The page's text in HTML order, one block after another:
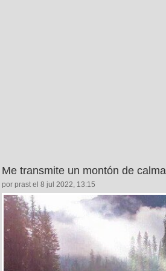
Me transmite un montón de calma
por prast el 8 jul 2022, 13:15